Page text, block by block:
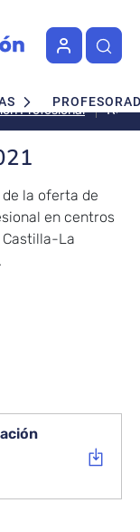
Profesional
de
la oferta de
en centros
Castilla-La